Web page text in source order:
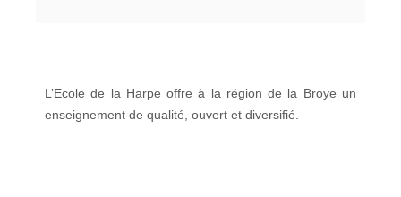
L’Ecole de la Harpe offre à la région de la Broye un
enseignement de qualité, ouvert et diversifié.